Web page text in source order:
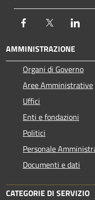
Facebook Twitter
AMMINISTRAZIONE
Organi di Governo
Aree Amministrative
Uffici
Enti e fondazioni
Politici
Personale
Documenti e dati
CATEGORIE DI SERVIZIO